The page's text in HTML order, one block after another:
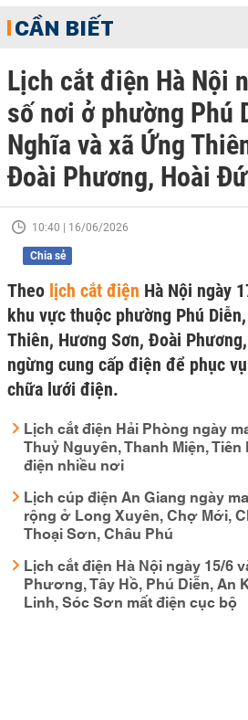
CẦN BIẾT
Lịch cắt điện Hà Nội
số nơi ở phường Phú
Nghĩa và xã Ứng
Đoài Phương, Hoài
10:40 | 16/06/2026
Chia sẻ
Theo lịch cắt điện Hà Nội ngày
khu vực thuộc phường Phú
Thiên, Hương Sơn, Đoài
ngừng cung cấp điện để phục
chữa lưới điện.
Lịch cắt điện Hải Phòng ngày
Thuỷ Nguyên, Thanh Miện, Tiên
điện nhiều nơi
Lịch cúp điện An Giang ngày
rộng ở Long Xuyên, Chợ Mới,
Thoại Sơn, Châu Phú
Lịch cắt điện Hà Nội ngày 15/6
Phương, Tây Hồ, Phú Diễn, An
Linh, Sóc Sơn mất điện cục bộ